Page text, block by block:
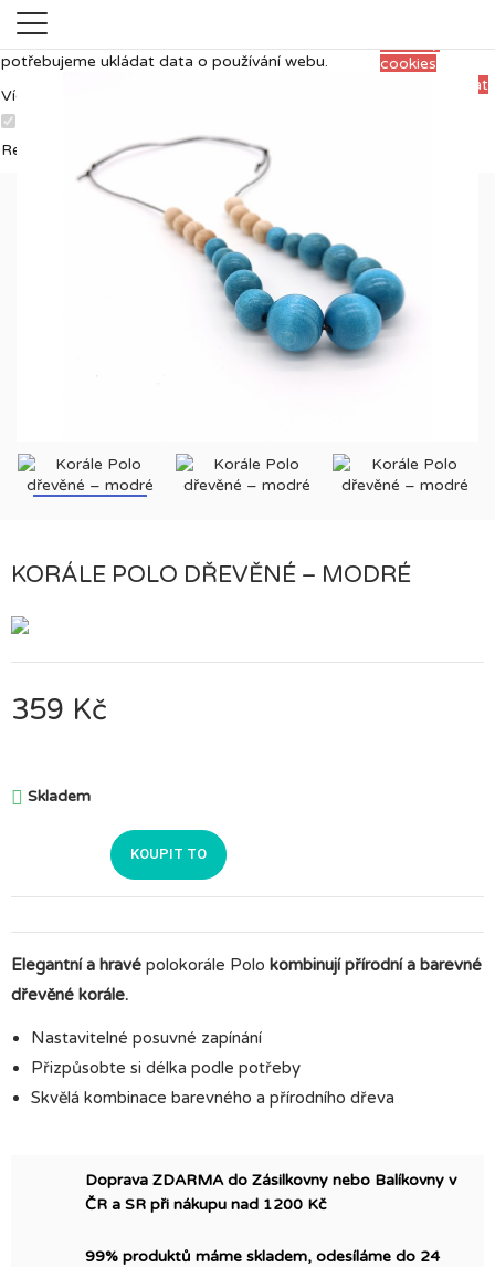
Měříme, ladíme a vylepšujeme, aby pro vás
prohlížení webu bylo co nejpříjemnější. Proto si
potřebujeme ukládat data o používání webu.
Více informací
cookies
Personalizovat
Reklamní cookies
KORÁLE POLO DŘEVĚNÉ – MODRÉ
359 Kč
 Skladem
KOUPIT TO
Elegantní a hravé polokorále Polo kombinují přírodní a barevné
dřevěné korále.
Nastavitelné posuvné zapínání
Přizpůsobte si délka podle potřeby
Skvělá kombinace barevného a přírodního dřeva
Doprava ZDARMA do Zásilkovny nebo Balíkovny v
ČR a SR při nákupu nad 1200 Kč
99% produktů máme skladem, odesíláme do 24